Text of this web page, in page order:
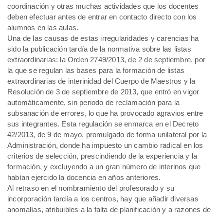
coordinación y otras muchas actividades que los docentes
deben efectuar antes de entrar en contacto directo con los
alumnos en las aulas.
Una de las causas de estas irregularidades y carencias ha
sido la publicación tardía de la normativa sobre las listas
extraordinarias: la Orden 2749/2013, de 2 de septiembre, por
la que se regulan las bases para la formación de listas
extraordinarias de interinidad del Cuerpo de Maestros y la
Resolución de 3 de septiembre de 2013, que entró en vigor
automáticamente, sin periodo de reclamación para la
subsanación de errores, lo que ha provocado agravios entre
sus integrantes. Esta regulación se enmarca en el Decreto
42/2013, de 9 de mayo, promulgado de forma unilateral por la
Administración, donde ha impuesto un cambio radical en los
criterios de selección, prescindiendo de la experiencia y la
formación, y excluyendo a un gran número de interinos que
habían ejercido la docencia en años anteriores.
Al retraso en el nombramiento del profesorado y su
incorporación tardía a los centros, hay que añadir diversas
anomalías, atribuibles a la falta de planificación y a razones de